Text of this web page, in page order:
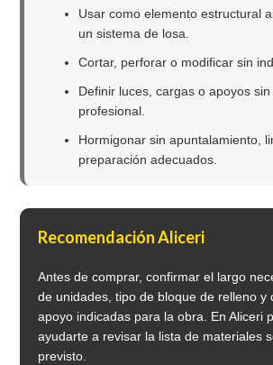
Usar como elemento estructural
un sistema de losa.
Cortar, perforar o modificar sin
Definir luces, cargas o apoyos
profesional.
Hormigonar sin apuntalamiento,
preparación adecuados.
Recomendación Aliceri
Antes de comprar, confirmar el largo
de unidades, tipo de bloque de relleno y
apoyo indicadas para la obra. En Aliceri
ayudarte a revisar la lista de materiales
previsto.